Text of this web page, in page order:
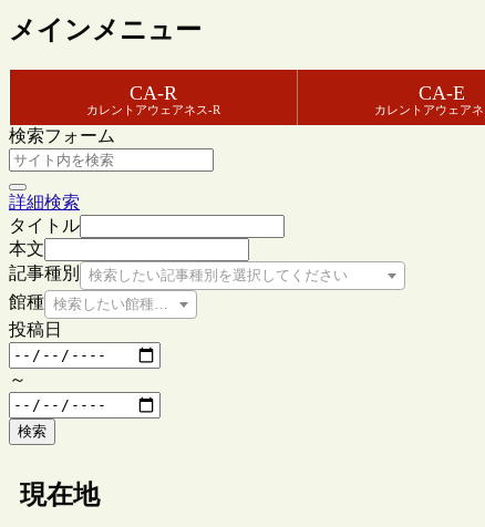
メインメニュー
CA-R
カレントアウェアネス-R
CA-E
カレントアウェア
検索フォーム
詳細検索
タイトル
本文
記事種別
検索したい記事種別を選択してください
館種 検索したい館種を選択してください
投稿日
～
検索
現在地